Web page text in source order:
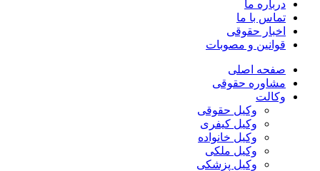
درباره ما
تماس با ما
اخبار حقوقی
قوانین و مصوبات
صفحه اصلی
مشاوره حقوقی
وکالت
وکیل حقوقی
وکیل کیفری
وکیل خانواده
وکیل ملکی
وکیل پزشکی